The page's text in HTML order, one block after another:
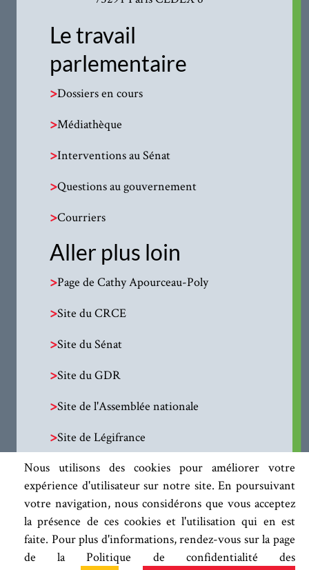
Nous utilisons des cookies pour améliorer votre
expérience d'utilisateur sur notre site. En poursuivant
votre navigation, nous considérons que vous acceptez
la présence de ces cookies et l'utilisation qui en est
faite. Pour plus d'informations, rendez-vous sur la page
de la Politique de confidentialité des
Le travail
parlementaire
>Dossiers en cours
>Médiathèque
>Interventions au Sénat
>Questions au gouvernement
>Courriers
Aller plus loin
>Page de Cathy Apourceau-Poly
>Site du CRCE
>Site du Sénat
>Site du GDR
>Site de l'Assemblée nationale
>Site de Légifrance